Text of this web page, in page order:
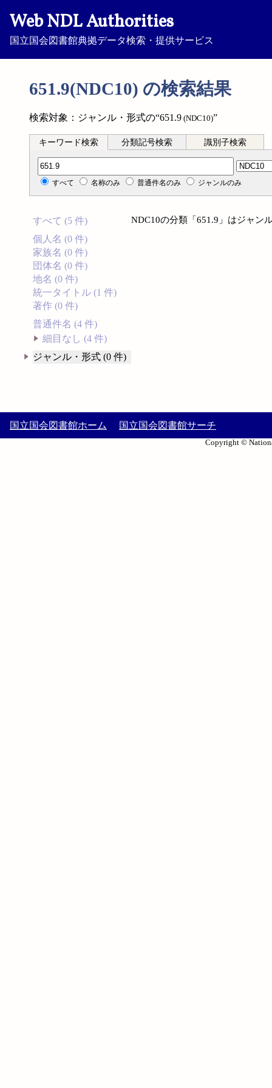
Web NDL Authorities
国立国会図書館典拠データ検索・提供サービス
651.9(NDC10) の検索結果
検索対象：ジャンル・形式の“651.9 (NDC10)”
キーワード検索 分類記号検索 識別子検索
分類記号検索
すべて 名称のみ 普通件名のみ ジャンルのみ
すべて (5 件)
個人名 (0 件)
家族名 (0 件)
団体名 (0 件)
地名 (0 件)
統一タイトル (1 件)
著作 (0 件)
普通件名 (4 件)
細目なし (4 件)
ジャンル・形式 (0 件)
NDC10の分類「651.9」はジャン
国立国会図書館ホーム 国立国会図書館サーチ
Copyright ©